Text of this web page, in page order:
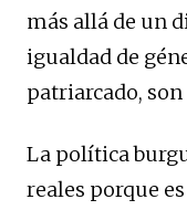
más allá de un
igualdad de
patriarcado,
La política
reales porque